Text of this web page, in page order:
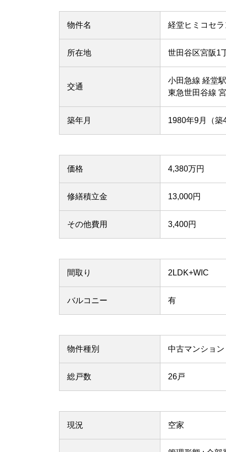
物件名 経堂ヒミコセ
所在地 世田谷区宮阪1
交通
小田急線 経堂
東急世田谷線
築年月 1980年9月（築
価格 4,380万円
修繕積立金 13,000円
その他費用 3,400円
間取り 2LDK+WIC
バルコニー 有
物件種別 中古マンション
総戸数 26戸
現況 空家